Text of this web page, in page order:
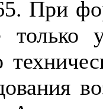
При